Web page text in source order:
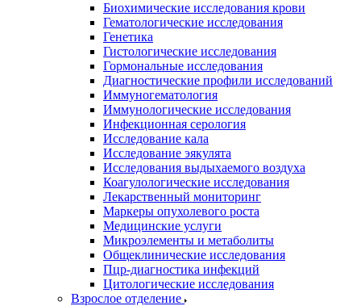
Биохимические исследования крови
Гематологические исследования
Генетика
Гистологические исследования
Гормональные исследования
Диагностические профили исследований
Иммуногематология
Иммунологические исследования
Инфекционная серология
Исследование кала
Исследование эякулята
Исследования выдыхаемого воздуха
Коагулологические исследования
Лекарственный мониторинг
Маркеры опухолевого роста
Медицинские услуги
Микроэлементы и метаболиты
Общеклинические исследования
Пцр-диагностика инфекций
Цитологические исследования
Взрослое отделение